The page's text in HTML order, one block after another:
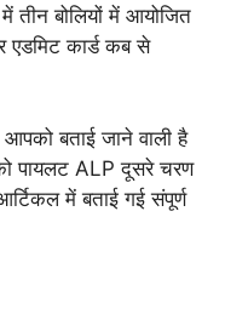
तीन बोलियों में आयोजित
एडमिट कार्ड कब से
बताई जाने वाली है
पायलट ALP दूसरे चरण
में बताई गई संपूर्ण